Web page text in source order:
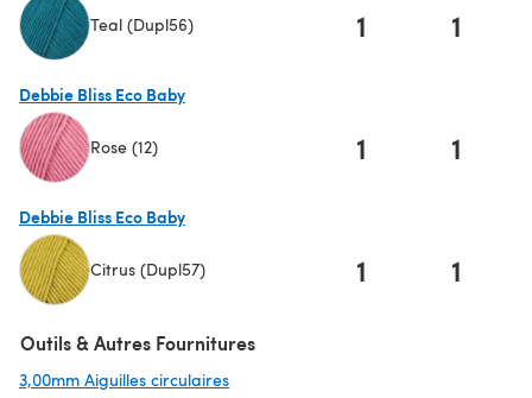
Teal (Dupl56) 1 1
Debbie Bliss Eco Baby
Rose (12) 1 1
Debbie Bliss Eco Baby
Citrus (Dupl57) 1 1
Outils & Autres Fournitures
3,00mm Aiguilles circulaires